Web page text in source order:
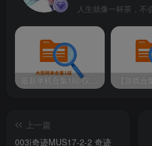
2，点击第二个表
一栏id处填写你的ID，第二栏
（这个版本是3），第三栏填写-1
3，关闭N11即可！
人生就像一杯茶，不
最新单机合集1站-仅本站用户可下载（直链满速下载）
上一篇
003|奇迹MUS17-2-2 奇迹